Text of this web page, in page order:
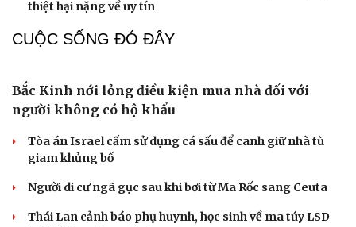
Cải chính
Giám đốc Sở Ngoại vụ
ĐBQH đề xuất chỉ cần quét mã QR là biết đơn hàng xuất
QUAN SÁT